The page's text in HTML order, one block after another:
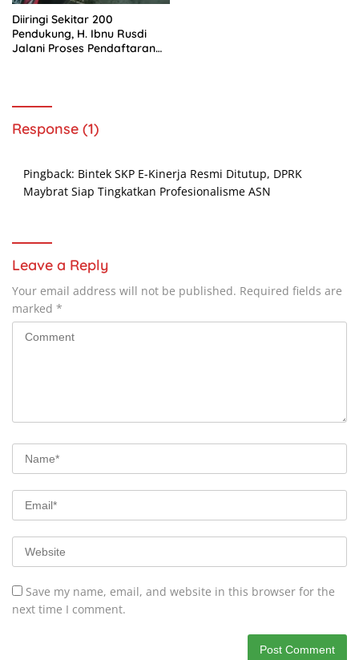
Diiringi Sekitar 200
Pendukung, H. Ibnu Rusdi
Jalani Proses Pendaftaran
Response (1)
Pingback: Bintek SKP E-Kinerja Resmi Ditutup, DPRK
Maybrat Siap Tingkatkan Profesionalisme ASN
Leave a Reply
Your email address will not be published. Required fields are
marked *
Save my name, email, and website in this browser for the
next time I comment.